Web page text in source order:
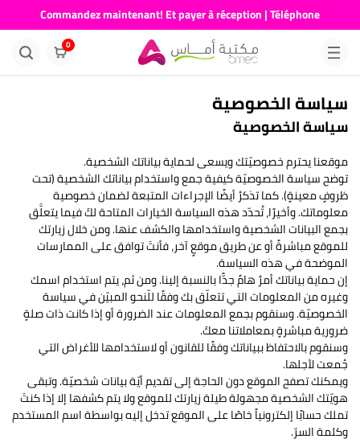
Commandez maintenant! Et payer à réception | Téléphone
676681730
0
سياسة الخصوصية
سياسة الخصوصية
موقعنا يحترم خصوصيّتك ويسعى لحماية بياناتك الشخصية.
توضح سياسة الخصوصيّة كيفية جمع واستخدام بياناتك الشخصية (تحت
ظروفٍ معينةٍ). كما تذكرُ أيضًا الإجراءات المتبعة لضمان خصوصية
معلوماتك. وأخيرًا، تُحدّد هذه السياسة الخيارات المتاحة لكَ فيما يتعلَّق
بجمع البيانات الشخصية واستخدامها والكشف عنها. ومن خلال زيارتك
للموقع مباشرةً أو عن طريق موقعٍ آخر، فأنتَ توافق على الممارسات
الموضحة في هذه السياسة.
إن حماية بياناتك أمرٌ هامٌ جدًّا بالنسبة إلينا. ومن ثم، يتم استخدام اسمك
وغيره من المعلومات التي تتعلّق بك وفقًا للّنحو المبيّن في سياسة
الخصوصيّة. وسنقوم بجمع المعلومات عند الضرورة أو إذا كانت ذات صلةٍ
ضرورية مباشرةٍ بمعاملاتنا معكَ.
وسنقوم بالاحتفاظ ببياناتك وفقًا للقانون أو لاستخدامها للأغراض التي
جُمعت لأجلها.
ويمكنك تصفح الموقع دون الحاجة إلى تقديم أيّة بيانات شخصيّة. وتبقى
هويّتك الشخصية مجهولة طيلة زيارتك للموقع ولا يتم كشفها إلا إذا كنتَ
تملك حسابًا إلكترونياً خاصًا على الموقع تدخل إليه بواسطة اسم المستخدم
وكلمة السرّ.